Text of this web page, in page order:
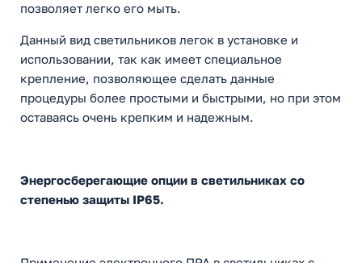
позволяет легко его мыть.
Данный вид светильников легок в установке и
использовании, так как имеет специальное
крепление, позволяющее сделать данные
процедуры более простыми и быстрыми, но при этом
оставаясь очень крепким и надежным.
Энергосберегающие опции в светильниках со
степенью защиты IP65.